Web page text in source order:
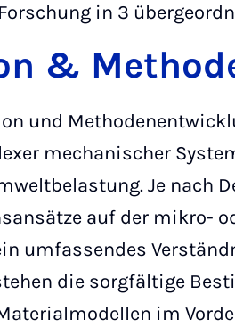
in 3
&
und
mechanischer
Je nach
auf der mikro-
umfassendes
die sorgfältige
im